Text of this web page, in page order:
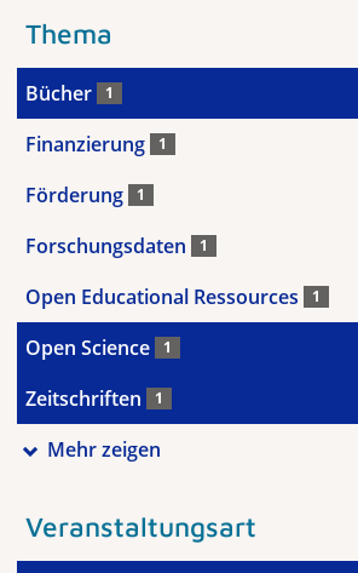
Thema
Bücher 1
Finanzierung 1
Förderung 1
Forschungsdaten 1
Open Educational Ressources 1
Open Science 1
Zeitschriften 1
Mehr zeigen
Veranstaltungsart